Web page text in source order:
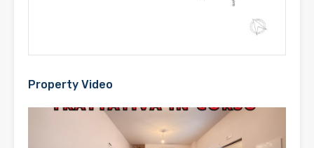
Property Video